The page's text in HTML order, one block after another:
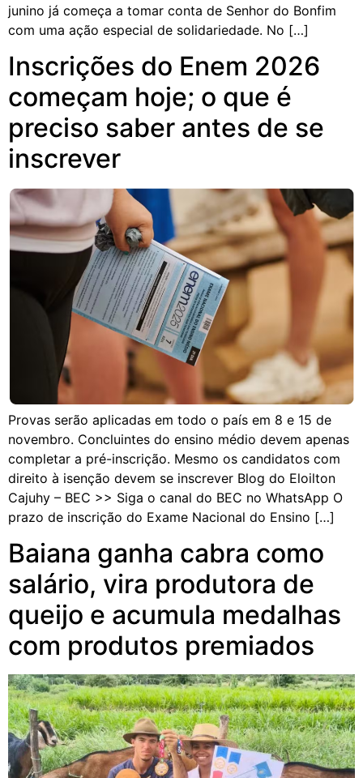
junino já começa a tomar conta de Senhor do Bonfim
com uma ação especial de solidariedade. No […]
Inscrições do Enem 2026
começam hoje; o que é
preciso saber antes de se
inscrever
Provas serão aplicadas em todo o país em 8 e 15 de
novembro. Concluintes do ensino médio devem apenas
completar a pré-inscrição. Mesmo os candidatos com
direito à isenção devem se inscrever Blog do Eloilton
Cajuhy – BEC >> Siga o canal do BEC no WhatsApp O
prazo de inscrição do Exame Nacional do Ensino […]
Baiana ganha cabra como
salário, vira produtora de
queijo e acumula medalhas
com produtos premiados